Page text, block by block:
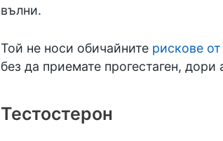
вълни.
Той не носи обичайните рискове
без да приемате прогестаген,
Тестостерон